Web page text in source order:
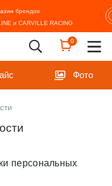
брендов
и CARVILLE RACING
0
Фото
персональных